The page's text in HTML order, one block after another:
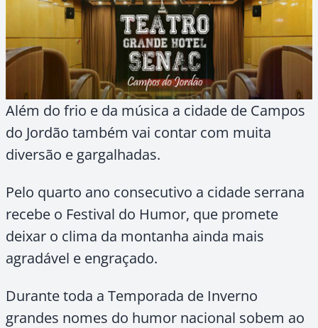
Além do frio e da música a cidade de Campos
do Jordão também vai contar com muita
diversão e gargalhadas.
Pelo quarto ano consecutivo a cidade serrana
recebe o Festival do Humor, que promete
deixar o clima da montanha ainda mais
agradável e engraçado.
Durante toda a Temporada de Inverno
grandes nomes do humor nacional sobem ao